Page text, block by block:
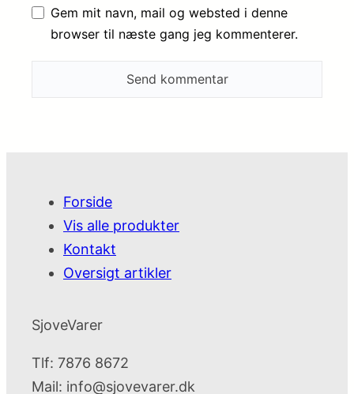
Gem mit navn, mail og websted i denne
browser til næste gang jeg kommenterer.
Forside
Vis alle produkter
Kontakt
Oversigt artikler
SjoveVarer
Tlf: 7876 8672
Mail: info@sjovevarer.dk